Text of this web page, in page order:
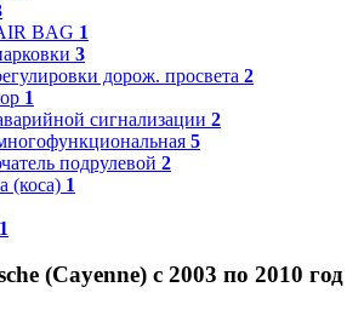
BAG 1
3
дорож. просвета 2
1
сигнализации 2
5
подрулевой 2
(коса) 1
1
(Cayenne) с 2003 по 2010 год